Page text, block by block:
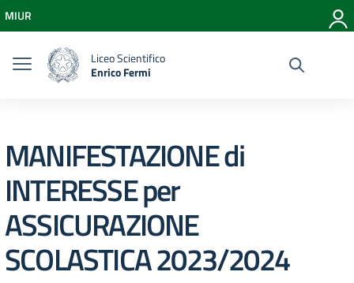
Vai al menu di navigazione
Vai al footer
MIUR
Liceo Scientifico
Enrico Fermi
MANIFESTAZIONE di
INTERESSE per
ASSICURAZIONE
SCOLASTICA 2023/2024